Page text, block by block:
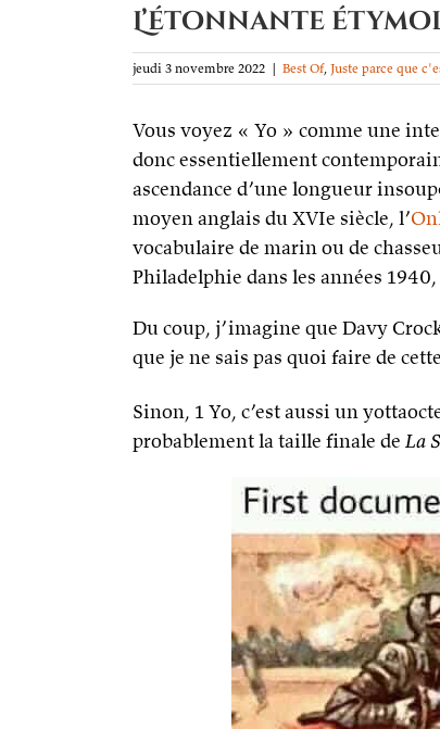
L’étonnante
jeudi 3 novembre 2022 | Best Of, Juste parce que
Vous voyez « Yo » comme une
donc essentiellement
ascendance d’une longueur
moyen anglais du XVIe siècle, l’
vocabulaire de marin ou de
Philadelphie dans les années
Du coup, j’imagine que Davy
que je ne sais pas quoi faire de
Sinon, 1 Yo, c’est aussi un
probablement la taille finale de La